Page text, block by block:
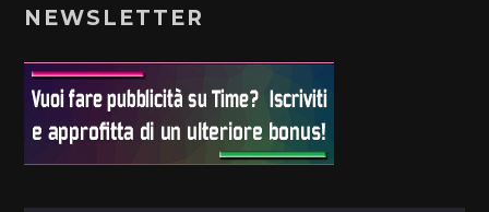
NEWSLETTER